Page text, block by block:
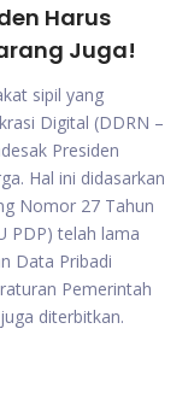
Harus
Juga!
sipil yang
Digital (DDRN –
Presiden
Hal ini didasarkan
Nomor 27 Tahun
PDP) telah lama
Data Pribadi
Pemerintah
diterbitkan.